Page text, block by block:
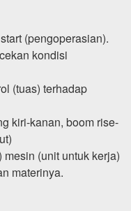
(pengoperasian).
kondisi
(tuas) terhadap
kiri-kanan, boom rise-
(unit untuk kerja)
materinya.